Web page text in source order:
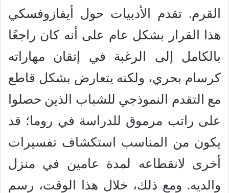
القرم. تقدم الأدبيات حول أيفازوفسكي
هذا القرار بشكل عام على أنه كان راجعًا
بالكامل إلى الرغبة في إتقان مهاراته
كرسام بحري، ولكنه يتعارض بشكل قاطع
مع التقدم النموذجي للشباب الذين حصلوا
على راتب مرموق للدراسة في روما؛ قد
يكون من المناسب استكشاف تفسيرات
أخرى لانقطاعه لمدة عامين في منزل
والديه. ومع ذلك، خلال هذا الوقت، رسم